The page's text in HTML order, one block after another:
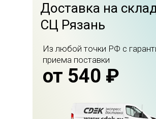
Доставка на
СЦ Рязань
Из любой точки РФ с
приема поставки
от 540 ₽